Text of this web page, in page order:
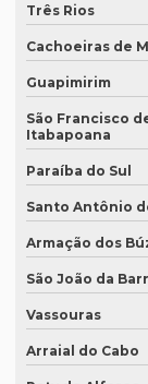
Empresa que faz
Empresa que
Empresa que
Empresa que
Empresa que
Empresa que
Empresa que
Empresa que
Empresa que
Três Rios
Cachoeiras de
Guapimirim
São Francisco
Itabapoana
Paraíba do Sul
Santo Antônio
Armação dos
São João da
Vassouras
Arraial do Cabo